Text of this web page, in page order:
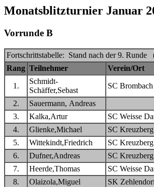
Monatsblitzturnier Januar
Vorrunde B
Fortschrittstabelle: Stand nach der 9. Runde
Rang Teilnehmer Verein/Ort
1.
Schmidt-
Schäffer,Sebast
SC Brombach
2. Sauermann, Andreas
3.
Kalka,Artur SC Weisse
4.
Glienke,Michael SC Kreuzberg
5.
Wittekindt,Friedrich SC Kreuzberg
6.
Dufner,Andreas SC Kreuzberg
7.
Heerde,Thomas SC Weisse
8.
Olaizola,Miguel SK